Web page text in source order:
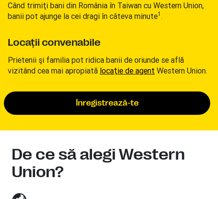
Când trimiţi bani din România în Taiwan cu Western Union,
banii pot ajunge la cei dragi în câteva minute1 .
Locaţii convenabile
Prietenii şi familia pot ridica banii de oriunde se află
vizitând cea mai apropiată locaţie de agent Western Union.
Înregistrează-te
De ce să alegi Western
Union?